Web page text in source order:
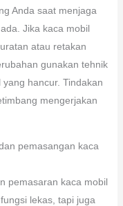
Anda saat menjaga
Jika kaca mobil
atau retakan
gunakan tehnik
hancur. Tindakan
mengerjakan
pemasangan kaca
pemasaran kaca mobil
lekas, tapi juga